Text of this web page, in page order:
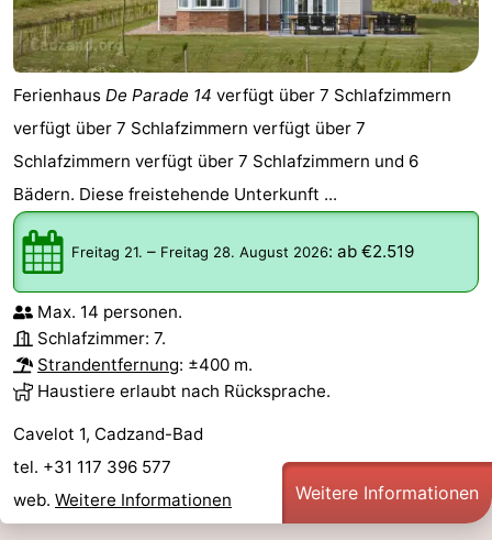
Ferienhaus De Parade 14 verfügt über 7 Schlafzimmern
verfügt über 7 Schlafzimmern verfügt über 7
Schlafzimmern verfügt über 7 Schlafzimmern und 6
Bädern. Diese freistehende Unterkunft ...
Freitag 21. – Freitag 28. August 2026: ab €2.519
Max. 14 personen.
Schlafzimmer: 7.
Strandentfernung: ±400 m.
Haustiere erlaubt nach Rücksprache.
Cavelot 1, Cadzand-Bad
tel. +31 117 396 577
web. Weitere Informationen Weitere Informationen